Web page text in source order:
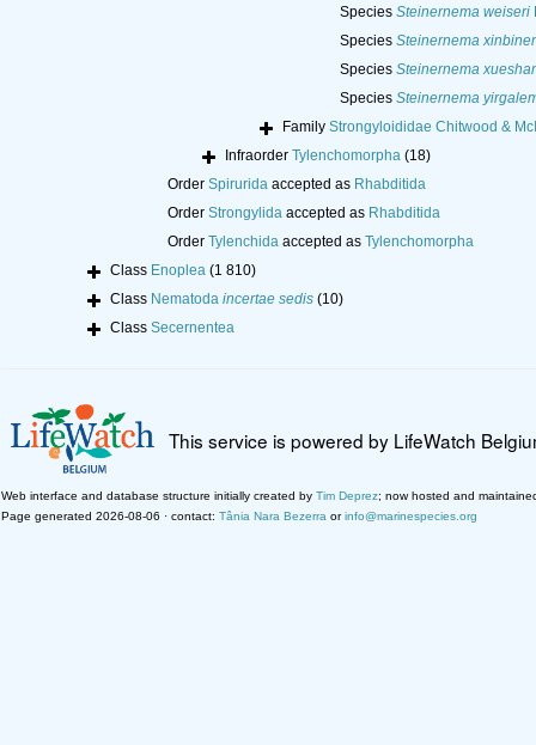
Species Steinernema weiseri
Species Steinernema
Species Steinernema
Species Steinernema
Family Strongyloididae Chitwood &
Infraorder Tylenchomorpha (18)
Order Spiruridaaccepted as Rhabditida
Order Strongylidaaccepted as Rhabditida
Order Tylenchidaaccepted as Tylenchomorpha
Class Enoplea (1 810)
Class Nematoda incertae sedis (10)
Class Secernentea
This service is powered by LifeWatch
Web interface and database structure initially created by Tim Deprez; now hosted and
Page generated 2026-08-06 · contact: Tânia Nara Bezerra orinfo@marinespecies.org